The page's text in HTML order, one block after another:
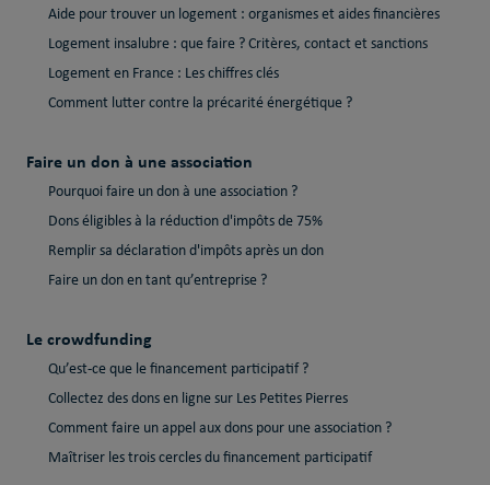
Aide pour trouver un logement : organismes et aides financières
Logement insalubre : que faire ? Critères, contact et sanctions
Logement en France : Les chiffres clés
Comment lutter contre la précarité énergétique ?
Faire un don à une association
Pourquoi faire un don à une association ?
Dons éligibles à la réduction d'impôts de 75%
Remplir sa déclaration d'impôts après un don
Faire un don en tant qu’entreprise ?
Le crowdfunding
Qu’est-ce que le financement participatif ?
Collectez des dons en ligne sur Les Petites Pierres
Comment faire un appel aux dons pour une association ?
Maîtriser les trois cercles du financement participatif